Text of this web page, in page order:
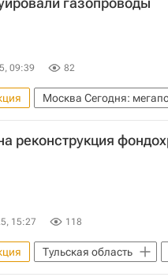
09:39 82
Москва Сегодня:
хозяйства Москвы
ЖКХ
реконструкция
15:27 118
Тульская область